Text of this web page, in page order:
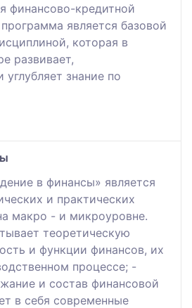
финансово-кредитной
является базовой
которая в
развивает,
углубляет знание по
в финансы» является
и практических
макро - и микроуровне.
теоретическую
и функции финансов, их
процессе; -
и состав финансовой
в себя современные